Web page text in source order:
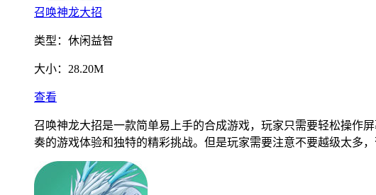
召唤神龙大招
类型： 休闲益智
大小： 28.20M
查看
召唤神龙大招是一款简单易上手的合成游戏，玩家只需要轻松操作
奏的游戏体验和独特的精彩挑战。但是玩家需要注意不要越级太多